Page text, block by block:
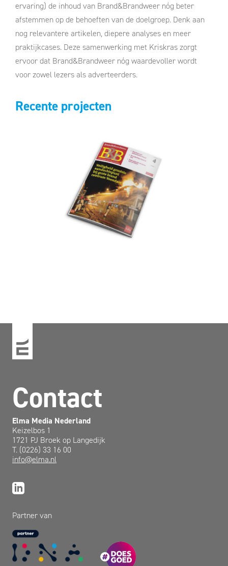
ervaring) de inhoud van Brand&Brandweer nóg beter
afstemmen op de behoeften van de doelgroep. Denk aan
nog relevantere artikelen, diepere analyses en meer
praktijkcases. Deze samenwerking met Kriskras zorgt
ervoor dat Brand&Brandweer nóg waardevoller wordt
voor zowel lezers als adverteerders.
Recente projecten
Contact
Elma Media Nederland
Keizelbos 1
1721 PJ Broek op Langedijk
T. (0226) 33 16 00
info@elma.nl
Partner van